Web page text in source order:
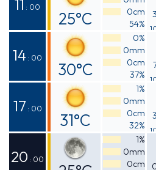
11 : 00
25°C
Odczuwalna
25°C
0cm
54%
14 : 00
30°C
Odczuwalna
29°C
0%
0mm
0cm
37%
17 : 00
31°C
Odczuwalna
30°C
1%
0mm
0cm
32%
20 : 00
1%
0mm
0cm